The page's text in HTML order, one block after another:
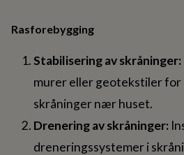
Rasforebygging
Stabilisering av skråninger:
murer eller geotekstiler for
skråninger nær huset.
Drenering av skråninger:
dreneringssystemer i